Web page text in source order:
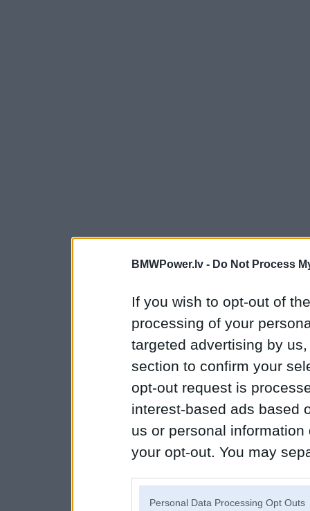
BMWPower.lv - Do Not Process
If you wish to opt-out of
processing of your
targeted advertising by
section to confirm your
opt-out request is
interest-based ads based
us or personal
your opt-out. You may
Personal Data Processing Opt Outs